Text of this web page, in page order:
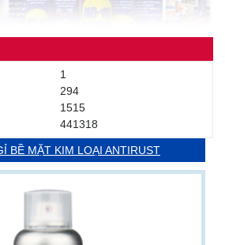
1
294
1515
441318
BỀ MẶT KIM LOẠI ANTIRUST